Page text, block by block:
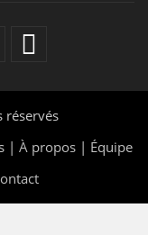
réservés
| À propos | Équipe